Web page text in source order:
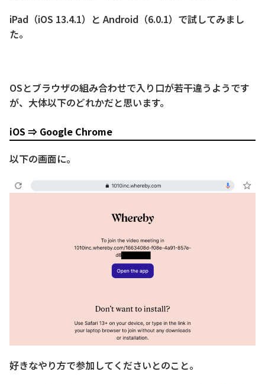
iPad（iOS 13.4.1）と Android（6.0.1）で試してみまし
た。
OSとブラウザの組み合わせで入り口が若干違うようです
が、大体以下のどれかだと思います。
iOS ⇒ Google Chrome
以下の画面に。
好きなやり方で参加してくださいとのこと。